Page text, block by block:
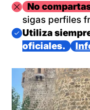
Imagen
No
sigas perfiles
Imagen
Utiliza
oficiales.